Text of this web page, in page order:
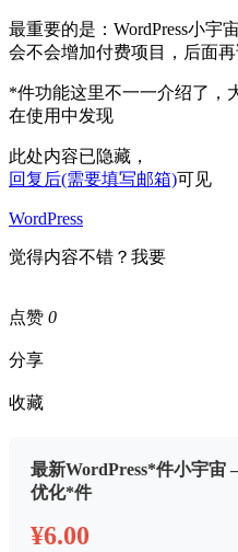
最重要的是：WordPress小宇
会不会增加付费项目，后面再
*件功能这里不一一介绍了，
在使用中发现
此处内容已隐藏，
回复后(需要填写邮箱)可见
WordPress
觉得内容不错？我要
点赞 0
分享
收藏
最新WordPress*件小宇宙
优化*件
¥6.00